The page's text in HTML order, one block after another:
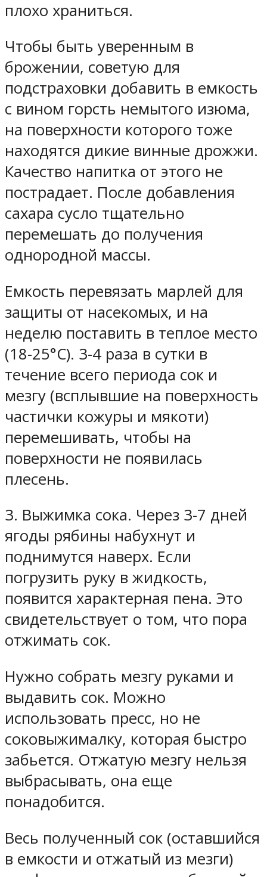
плохо храниться.
Чтобы быть уверенным в
брожении, советую для
подстраховки добавить в емкость
с вином горсть немытого изюма,
на поверхности которого тоже
находятся дикие винные дрожжи.
Качество напитка от этого не
пострадает. После добавления
сахара сусло тщательно
перемешать до получения
однородной массы.
Емкость перевязать марлей для
защиты от насекомых, и на
неделю поставить в теплое место
(18-25°C). 3-4 раза в сутки в
течение всего периода сок и
мезгу (всплывшие на поверхность
частички кожуры и мякоти)
перемешивать, чтобы на
поверхности не появилась
плесень.
3. Выжимка сока. Через 3-7 дней
ягоды рябины набухнут и
поднимутся наверх. Если
погрузить руку в жидкость,
появится характерная пена. Это
свидетельствует о том, что пора
отжимать сок.
Нужно собрать мезгу руками и
выдавить сок. Можно
использовать пресс, но не
соковыжималку, которая быстро
забьется. Отжатую мезгу нельзя
выбрасывать, она еще
понадобится.
Весь полученный сок (оставшийся
в емкости и отжатый из мезги)